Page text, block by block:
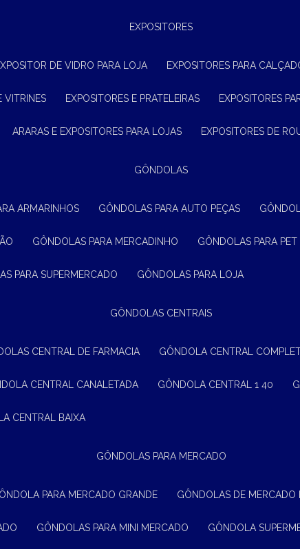
EXPOSITORES
EXPOSITOR DE VIDRO PARA LOJA EXPOSITORES PARA
VITRINES EXPOSITORES E PRATELEIRAS EXPOSITORES
ARARAS E EXPOSITORES PARA LOJAS EXPOSITORES DE
GÔNDOLAS
ARMARINHOS GÔNDOLAS PARA AUTO PEÇAS
GÔNDOLAS PARA MERCADINHO GÔNDOLAS PARA
PARA SUPERMERCADO GÔNDOLAS PARA LOJA
GÔNDOLAS CENTRAIS
CENTRAL DE FARMACIA GÔNDOLA CENTRAL
CENTRAL CANALETADA GÔNDOLA CENTRAL 1 40
CENTRAL BAIXA
GÔNDOLAS PARA MERCADO
GÔNDOLA PARA MERCADO GRANDE GÔNDOLAS DE MERCADO
GÔNDOLAS PARA MINI MERCADO GÔNDOLA